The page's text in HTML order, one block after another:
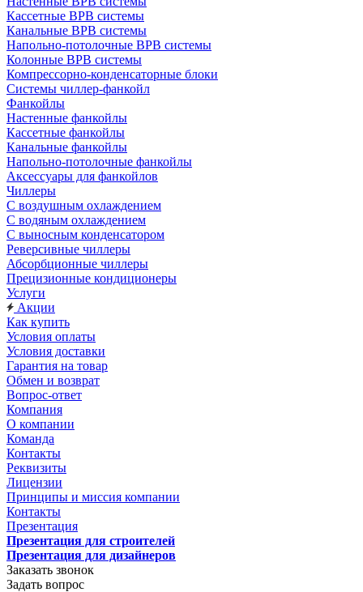
Кассетные ВРВ системы
Канальные ВРВ системы
Напольно-потолочные ВРВ системы
Колонные ВРВ системы
Компрессорно-конденсаторные блоки
Системы чиллер-фанкойл
Фанкойлы
Настенные фанкойлы
Кассетные фанкойлы
Канальные фанкойлы
Напольно-потолочные фанкойлы
Аксессуары для фанкойлов
Чиллеры
С воздушным охлаждением
С водяным охлаждением
С выносным конденсатором
Реверсивные чиллеры
Абсорбционные чиллеры
Прецизионные кондиционеры
Услуги
Акции
Как купить
Условия оплаты
Условия доставки
Гарантия на товар
Обмен и возврат
Вопрос-ответ
Компания
О компании
Команда
Контакты
Реквизиты
Лицензии
Принципы и миссия компании
Контакты
Презентация
Презентация для строителей
Презентация для дизайнеров
Заказать звонок
Задать вопрос